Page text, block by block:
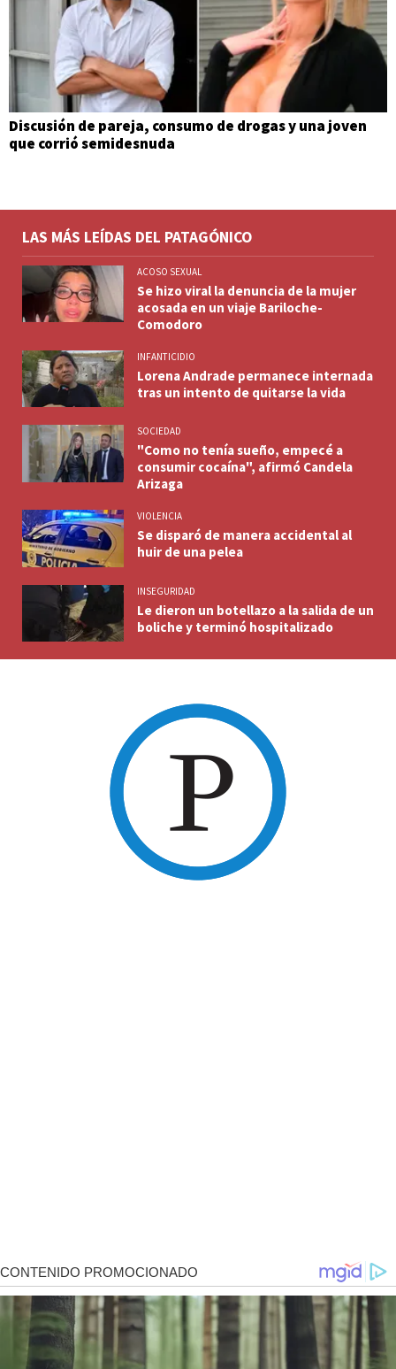
Discusión de pareja, consumo de drogas y una joven
que corrió semidesnuda
LAS MÁS LEÍDAS DEL PATAGÓNICO
ACOSO SEXUAL
Se hizo viral la denuncia de la mujer
acosada en un viaje Bariloche-
Comodoro
INFANTICIDIO
Lorena Andrade permanece internada
tras un intento de quitarse la vida
SOCIEDAD
"Como no tenía sueño, empecé a
consumir cocaína", afirmó Candela
Arizaga
VIOLENCIA
Se disparó de manera accidental al
huir de una pelea
INSEGURIDAD
Le dieron un botellazo a la salida de un
boliche y terminó hospitalizado